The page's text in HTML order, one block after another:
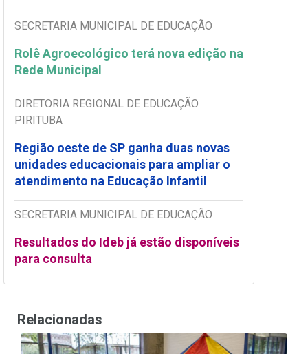
SECRETARIA MUNICIPAL DE EDUCAÇÃO
Rolê Agroecológico terá nova edição na
Rede Municipal
DIRETORIA REGIONAL DE EDUCAÇÃO
PIRITUBA
Região oeste de SP ganha duas novas
unidades educacionais para ampliar o
atendimento na Educação Infantil
SECRETARIA MUNICIPAL DE EDUCAÇÃO
Resultados do Ideb já estão disponíveis
para consulta
Relacionadas